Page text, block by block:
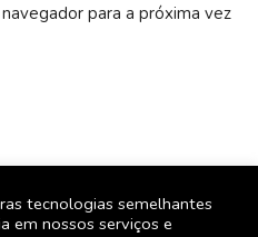
para a próxima vez
tecnologias semelhantes
em nossos serviços e